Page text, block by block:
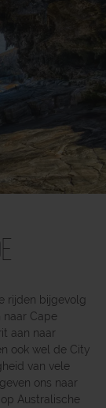
rijden bijgevolg
naar Cape
aan naar
ook wel de City
van vele
ons naar
Australische